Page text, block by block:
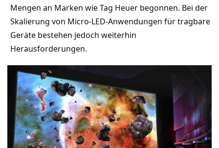
Mengen an Marken wie Tag Heuer begonnen. Bei der
Skalierung von Micro-LED-Anwendungen für tragbare
Geräte bestehen jedoch weiterhin
Herausforderungen.